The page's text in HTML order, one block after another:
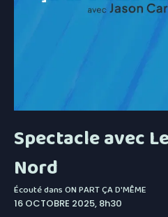
Spectacle avec
Nord
Écouté dansON PART ÇA D'MÊME
16 OCTOBRE 2025, 8h30